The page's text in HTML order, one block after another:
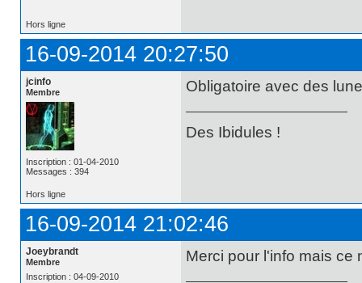
Hors ligne
16-09-2014 20:27:50
jcinfo
Membre
Inscription : 01-04-2010
Messages : 394
Obligatoire avec des
Des Ibidules !
Hors ligne
16-09-2014 21:02:46
Joeybrandt
Membre
Inscription : 04-09-2010
Merci pour l'info mais ce